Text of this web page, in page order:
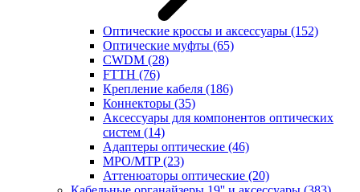
Оптические кроссы и аксессуары (152)
Оптические муфты (65)
CWDM (28)
FTTH (76)
Крепление кабеля (186)
Коннекторы (35)
Аксессуары для компонентов оптических
систем (14)
Адаптеры оптические (46)
MPO/MTP(23)
Аттенюаторы оптические (20)